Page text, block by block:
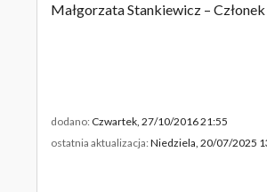
Małgorzata Stankiewicz –
dodano: Czwartek, 27/10/2016 21:55
ostatnia aktualizacja: Niedziela, 20/07/2025